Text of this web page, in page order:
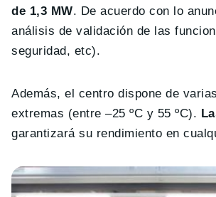
de 1,3 MW. De acuerdo con lo
análisis de validación de las
seguridad, etc).
Además, el centro dispone de
extremas (entre –25 ºC y 55 ºC).
garantizará su rendimiento en